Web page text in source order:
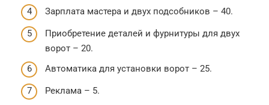
Зарплата мастера и двух подсобников – 40.
Приобретение деталей и фурнитуры для двух
ворот – 20.
Автоматика для установки ворот – 25.
Реклама – 5.